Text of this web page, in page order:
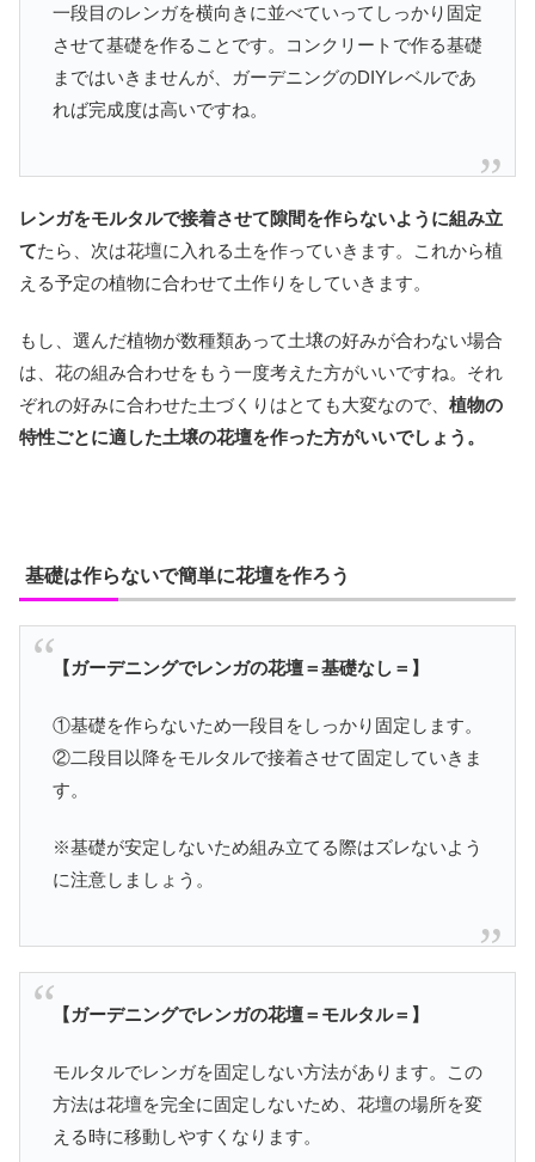
一段目のレンガを横向きに並べていってしっかり固定
させて基礎を作ることです。コンクリートで作る基礎
まではいきませんが、ガーデニングのDIYレベルであ
れば完成度は高いですね。
レンガをモルタルで接着させて隙間を作らないように組み立
てたら、次は花壇に入れる土を作っていきます。これから植
える予定の植物に合わせて土作りをしていきます。
もし、選んだ植物が数種類あって土壌の好みが合わない場合
は、花の組み合わせをもう一度考えた方がいいですね。それ
ぞれの好みに合わせた土づくりはとても大変なので、 植物の
特性ごとに適した土壌の花壇を作った方がいいでしょう。
基礎は作らないで簡単に花壇を作ろう
【ガーデニングでレンガの花壇＝基礎なし＝】
①基礎を作らないため一段目をしっかり固定します。
②二段目以降をモルタルで接着させて固定していきま
す。
※基礎が安定しないため組み立てる際はズレないよう
に注意しましょう。
【ガーデニングでレンガの花壇＝モルタル＝】
モルタルでレンガを固定しない方法があります。この
方法は花壇を完全に固定しないため、花壇の場所を変
える時に移動しやすくなります。